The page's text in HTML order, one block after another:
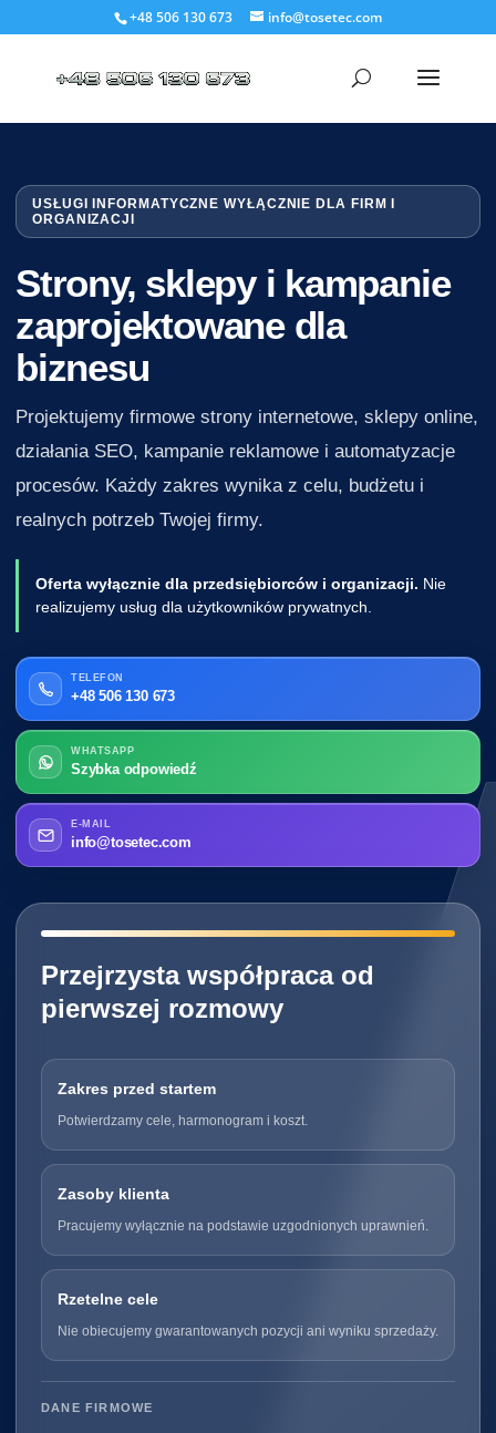
+48 506 130 673 info@tosetec.com
USŁUGI INFORMATYCZNE WYŁĄCZNIE DLA FIRM I
ORGANIZACJI
Strony, sklepy i kampanie
zaprojektowane dla
biznesu
Projektujemy firmowe strony internetowe, sklepy online,
działania SEO, kampanie reklamowe i automatyzacje
procesów. Każdy zakres wynika z celu, budżetu i
realnych potrzeb Twojej firmy.
Oferta wyłącznie dla przedsiębiorców i organizacji. Nie
realizujemy usług dla użytkowników prywatnych.
TELEFON
+48 506 130 673
WHATSAPP
Szybka odpowiedź
E-MAIL
info@tosetec.com
━━━━━━━━━━━━━━━━━━━━━━━━━━━━
Przejrzysta współpraca od
pierwszej rozmowy
Zakres przed startem
Potwierdzamy cele, harmonogram i koszt.
Zasoby klienta
Pracujemy wyłącznie na podstawie uzgodnionych uprawnień.
Rzetelne cele
Nie obiecujemy gwarantowanych pozycji ani wyniku sprzedaży.
DANE FIRMOWE